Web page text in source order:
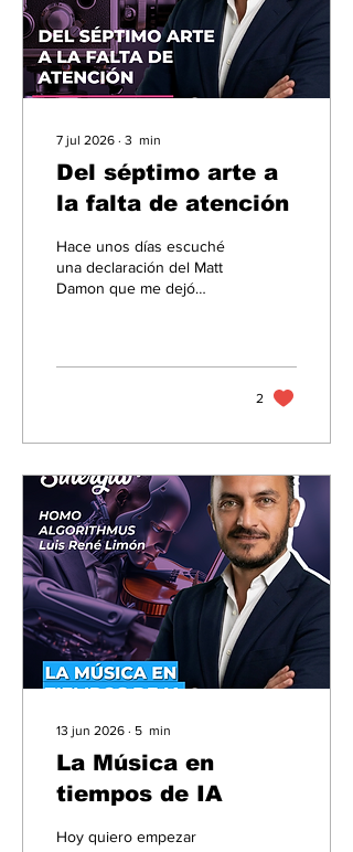
7 jul 2026 ∙ 3 min
Del séptimo arte a
la falta de atención
Hace unos días escuché
una declaración del Matt
Damon que me dejó
Netflix piden a los
espectador está viendo la
película mientras revisa el
teléfono y, tarde o
temprano, perderá
información importante.
2
13 jun 2026 ∙ 5 min
La Música en
tiempos de IA
Hoy quiero empezar